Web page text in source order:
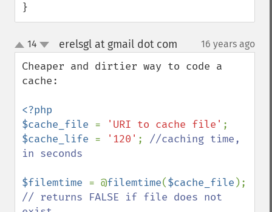
}
up
down
14 erelsgl at gmail dot com 16 years ago
Cheaper and dirtier way to code a
cache:
<?php
$cache_file = 'URI to cache file'
$cache_life = '120' ; //caching time,
in seconds
$filemtime = @filemtime($cache_file
// returns FALSE if file does not